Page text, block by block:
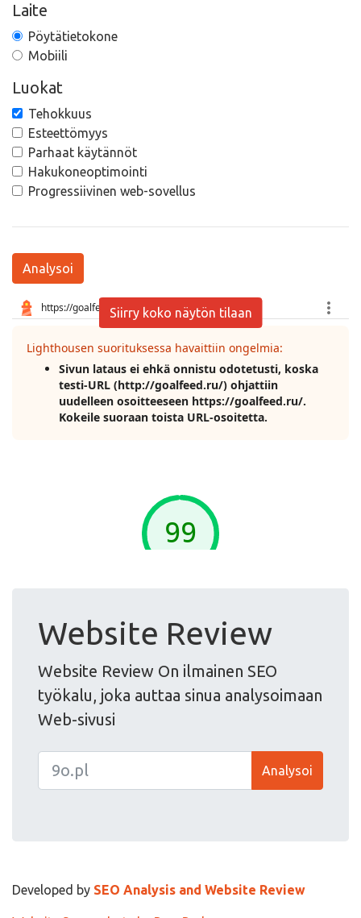
Laite
Pöytätietokone
Mobiili
Luokat
Tehokkuus
Esteettömyys
Parhaat käytännöt
Hakukoneoptimointi
Progressiivinen web-sovellus
Analysoi
Siirry koko näytön tilaan
Website Review
Website Review On ilmainen SEO
työkalu, joka auttaa sinua analysoimaan
Web-sivusi
Analysoi
Developed by SEO Analysis and Website Review